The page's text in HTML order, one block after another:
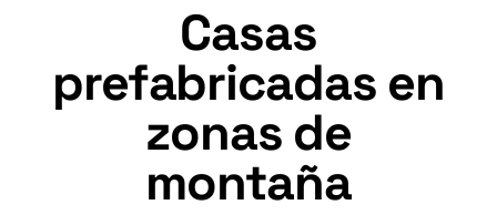
Casas
prefabricadas en
zonas de
montaña